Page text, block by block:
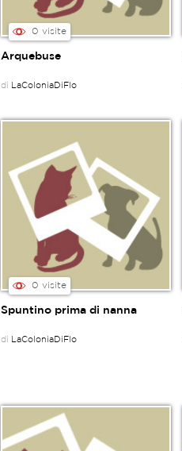
0 visite
Arquebuse
di LaColoniaDiFlo
0 visite
Spuntino prima di nanna
di LaColoniaDiFlo